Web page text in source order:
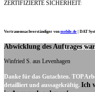
ZERTIFIZIERTE SICHERHEIT:
Vertrauenssachverständiger vonmobile.de DAT
UNSERE
Abwicklung des Auftrages
Winfried S. aus Levenhagen
Danke für das Gutachten. TOP
detailliert und aussagekräftig. Ich